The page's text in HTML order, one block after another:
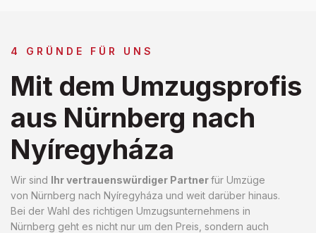
4 GRÜNDE FÜR UNS
Mit dem Umzugsprofis
aus Nürnberg nach
Nyíregyháza
Wir sind Ihr vertrauenswürdiger Partnerfür Umzüge
von Nürnberg nach Nyíregyháza und weit darüber hinaus.
Bei der Wahl des richtigen Umzugsunternehmens in
Nürnberg geht es nicht nur um den Preis, sondern auch